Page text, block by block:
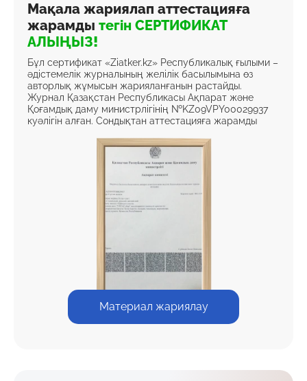
Мақала жариялап аттестацияға
жарамды тегін СЕРТИФИКАТ
АЛЫҢЫЗ!
Бұл сертификат «Ziatker.kz» Республикалық ғылыми –
әдістемелік журналының желілік басылымына өз
авторлық жұмысын жарияланғанын растайды.
Журнал Қазақстан Республикасы Ақпарат және
Қоғамдық даму министрлігінің №KZ09VPY00029937
куәлігін алған. Сондықтан аттестацияға жарамды
Материал жариялау